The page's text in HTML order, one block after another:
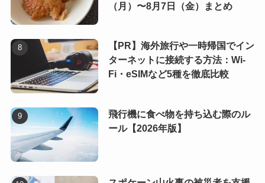
（月）〜8月7日（金）まとめ
【PR】海外旅行や一時帰国でイン
ターネットに接続する方法：Wi-
Fi・eSIMなど5種を徹底比較
飛行機に食べ物を持ち込む際のル
ール【2026年版】